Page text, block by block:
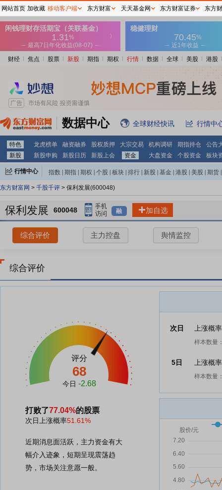
财经 焦点 股票 新股 期指 期权 行情 数据 全球 美股 港股
数据中心 全球财经快讯 行情中
特色 龙虎榜单 融资融券 股权质押 大宗交易 机构调研 期指持仓
公告
新股
新股申购 新股日历 新股上会 资金 大盘资金 个股资金 板块
行情中心 指数 期指 期权 个股 板块 排行 新股 基金 港股 美股 期货
东方财富网 > 千股千评 > 保利发展(600048)
保利发展 600048 融 加自选
综合评价 主力控盘 舆情监控
综合评价
评分
68
今日 -2.68
打败了77.04%的股票
次日上涨概率51.61%
近期消息面活跃，主力资金有大
幅介入迹象，短期呈现震荡趋
势，市场关注意愿一般。
次日 上涨概
样本数量
5日 上涨概
样本数量
网站首页 加收藏 移动客户端 东方财富 天天基金网 东方财富证券 东方